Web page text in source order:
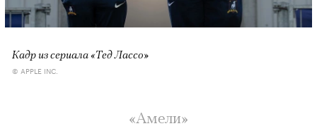
Кадр из сериала «Тед Лассо»
© APPLE INC.
«Амели»